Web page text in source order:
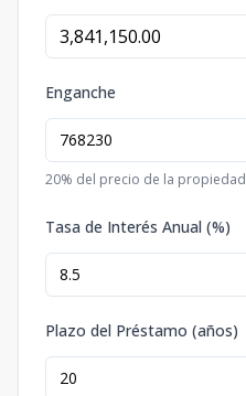
Enganche
20% del precio de la propiedad
Tasa de Interés Anual (%)
Plazo del Préstamo (años)